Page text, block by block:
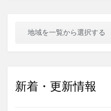
地域を一覧から選択する
新着・更新情報